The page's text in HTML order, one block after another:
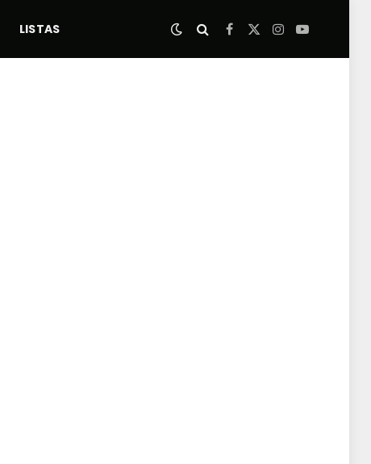
LISTAS Facebook
X
Instagram
YouTube